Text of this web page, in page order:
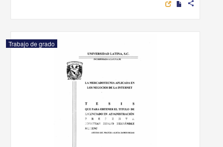
share
Trabajo de grado